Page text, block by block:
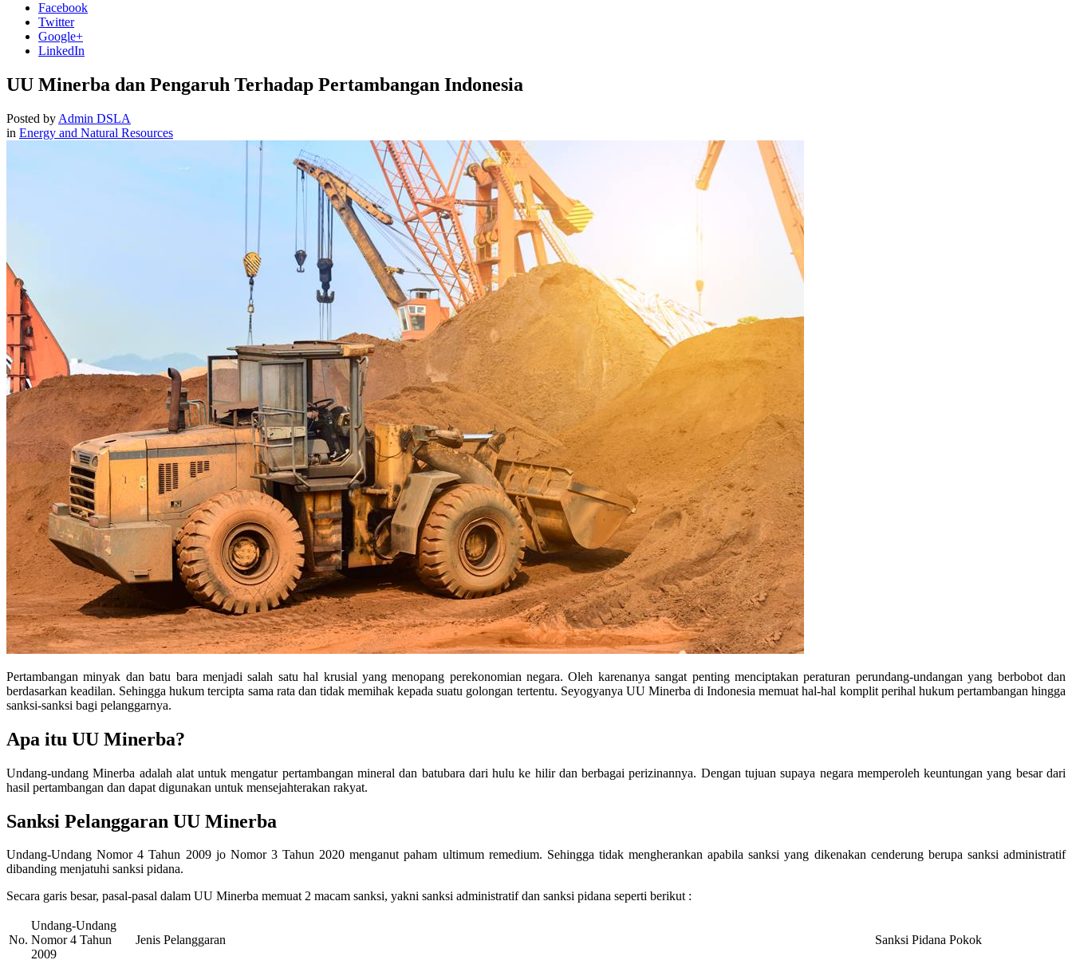
Facebook
Twitter
Google+
LinkedIn
UU Minerba dan Pengaruh Terhadap Pertambangan Indonesia
Posted by Admin DSLA
in Energy and Natural Resources
Pertambangan minyak dan batu bara menjadi salah satu hal krusial yang menopang perekonomian negara. Oleh karenanya sangat penting menciptakan peraturan perundang-undangan yang berbobot dan
berdasarkan keadilan. Sehingga hukum tercipta sama rata dan tidak memihak kepada suatu golongan tertentu. Seyogyanya UU Minerba di Indonesia memuat hal-hal komplit perihal hukum pertambangan hingga
sanksi-sanksi bagi pelanggarnya.
Apa itu UU Minerba?
Undang-undang Minerba adalah alat untuk mengatur pertambangan mineral dan batubara dari hulu ke hilir dan berbagai perizinannya. Dengan tujuan supaya negara memperoleh keuntungan yang besar dari
hasil pertambangan dan dapat digunakan untuk mensejahterakan rakyat.
Sanksi Pelanggaran UU Minerba
Undang-Undang Nomor 4 Tahun 2009 jo Nomor 3 Tahun 2020 menganut paham ultimum remedium. Sehingga tidak mengherankan apabila sanksi yang dikenakan cenderung berupa sanksi administratif
dibanding menjatuhi sanksi pidana.
Secara garis besar, pasal-pasal dalam UU Minerba memuat 2 macam sanksi, yakni sanksi administratif dan sanksi pidana seperti berikut :
No.
Undang-Undang
Nomor 4 Tahun
2009
Jenis Pelanggaran Sanksi Pidana Pokok